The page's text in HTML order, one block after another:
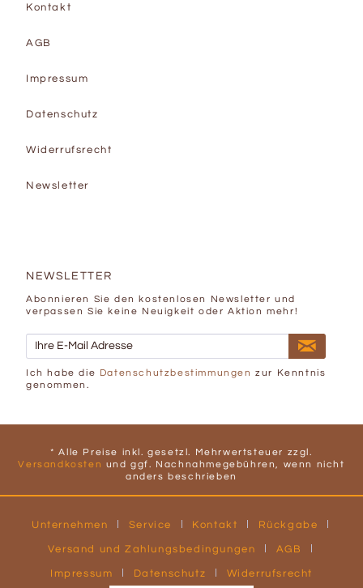
Kontakt
AGB
Impressum
Datenschutz
Widerrufsrecht
Newsletter
NEWSLETTER
Abonnieren Sie den kostenlosen Newsletter und
verpassen Sie keine Neuigkeit oder Aktion mehr!
Ich habe die Datenschutzbestimmungen zur Kenntnis
genommen.
* Alle Preise inkl. gesetzl. Mehrwertsteuer zzgl.
Versandkosten und ggf. Nachnahmegebühren, wenn nicht
anders beschrieben
Unternehmen Service Kontakt Rückgabe
Versand und Zahlungsbedingungen AGB
Impressum Datenschutz Widerrufsrecht